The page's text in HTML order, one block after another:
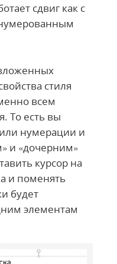
сдвиг как с
стиля
всем
То есть вы
нумерации и
и «дочерним»
курсор на
и поменять
будет
элементам